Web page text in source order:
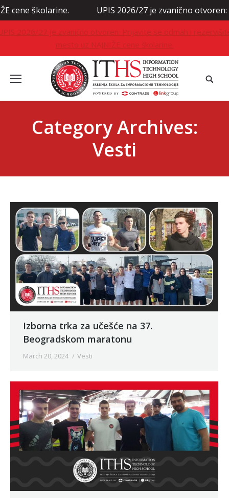
UPIS 2026/27 je zvanično otvoren: Prijavite
2026/27 je zvanično otvoren: Prijavite se odmah i
mesto uz NAJNIŽE cene školarine.
Category Archives:
Vesti
Izborna trka za učešće na 37.
Beogradskom maratonu
March 20, 2024 Vesti